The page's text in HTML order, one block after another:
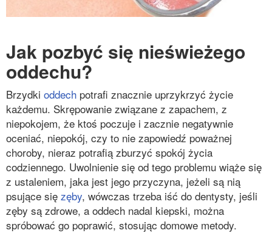
Jak pozbyć się nieświeżego
oddechu?
Brzydki oddech potrafi znacznie uprzykrzyć życie
każdemu. Skrępowanie związane z zapachem, z
niepokojem, że ktoś poczuje i zacznie negatywnie
oceniać, niepokój, czy to nie zapowiedź poważnej
choroby, nieraz potrafią zburzyć spokój życia
codziennego. Uwolnienie się od tego problemu wiąże się
z ustaleniem, jaka jest jego przyczyna, jeżeli są nią
psujące się zęby, wówczas trzeba iść do dentysty, jeśli
zęby są zdrowe, a oddech nadal kiepski, można
spróbować go poprawić, stosując domowe metody.